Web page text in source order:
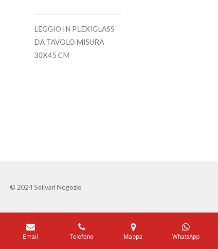
LEGGIO IN PLEXIGLASS
DA TAVOLO MISURA
30X45 CM
© 2024 Solivari Negozio
Email Telefono Mappa WhatsApp